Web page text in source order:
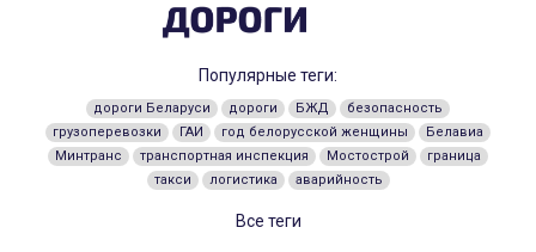
Популярные теги:
дороги Беларуси дороги БЖД
безопасность
грузоперевозки
ГАИ год белорусской женщины
Белавиа
Минтранс
транспортная инспекция Мостострой
граница
такси
логистика аварийность
Все теги